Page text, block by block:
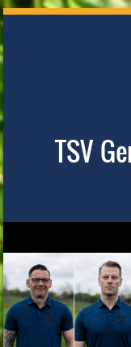
TSV
Skip to content